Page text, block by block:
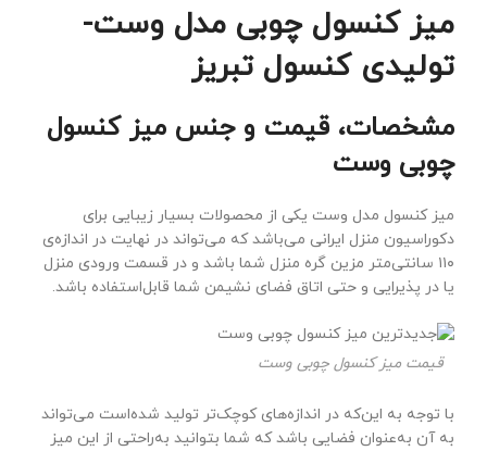
میز کنسول چوبی مدل وست-
تولیدی کنسول تبریز
مشخصات، قیمت و جنس میز کنسول
چوبی وست
میز کنسول مدل وست یکی از محصولات بسیار زیبایی برای
دکوراسیون منزل ایرانی می‌باشد که می‌تواند در نهایت در اندازه‌ی
۱۱۰ سانتی‌متر مزین گره منزل شما باشد و در قسمت ورودی منزل
یا در پذیرایی و حتی اتاق فضای نشیمن شما قابل‌استفاده باشد.
قیمت میز کنسول چوبی وست
با توجه به این‌که در اندازه‌های کوچک‌تر تولید شده‌است می‌تواند
به آن به‌عنوان فضایی باشد که شما بتوانید به‌راحتی از این میز